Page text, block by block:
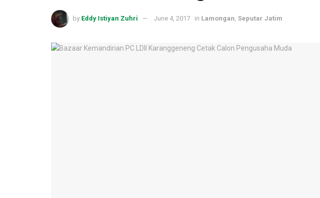
by Eddy Istiyan Zuhri June 4, 2017 in Lamongan Seputar Jatim